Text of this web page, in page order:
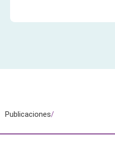
Publicaciones/